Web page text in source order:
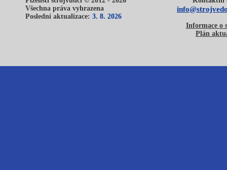
Všechna práva vyhrazena
Poslední aktualizace: 3. 8. 2026
Informace o
Plán